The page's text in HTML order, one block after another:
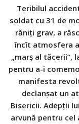
Teribilul
soldat cu 31 de
răniţi grav, a
încît atmosfera
„marş al tăcerii”,
pentru a-i
manifesta
declanşat un
Bisericii. Adepţii
arvună pentru cel